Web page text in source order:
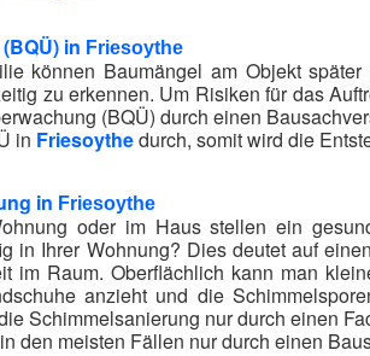
in Friesoythe
können Baumängel am Objekt
zu erkennen. Um Risiken für das
(BQÜ) durch einen
in Friesoythedurch, somit wird die
in Friesoythe
oder im Haus stellen ein
in Ihrer Wohnung? Dies deutet auf
im Raum. Oberflächlich kann man
anzieht und die
Schimmelsanierung nur durch einen
den meisten Fällen nur durch einen